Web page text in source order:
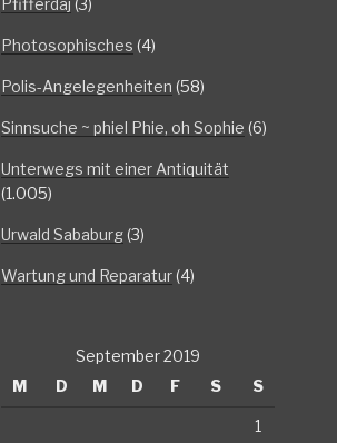
Photosophisches (4)
Polis-Angelegenheiten (58)
Sinnsuche ~ phiel Phie, oh Sophie (6)
Unterwegs mit einer Antiquität
(1.005)
Urwald Sababurg(3)
Wartung und Reparatur(4)
September 2019
M
D M D F S S
1